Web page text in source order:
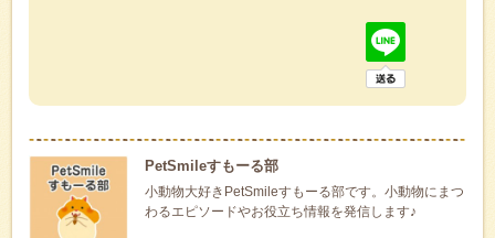
PetSmileすもーる部
小動物大好きPetSmileすもーる部です。小動物にまつ
わるエピソードやお役立ち情報を発信します♪